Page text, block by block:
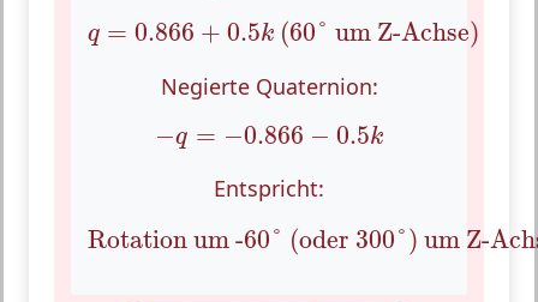
q = 0.866 + 0.5k (60° um Z-Achse)
0.866+ 0.5 k(60° um Z-Achse)
Negierte Quaternion:
−q = −0.866 − 0.5k
− 0.866− 0.5 k
Entspricht:
Rotation um -60° (oder 300°) um Z-
Rotation um -60° (oder 300°) um Z-